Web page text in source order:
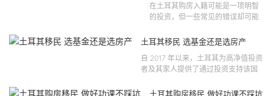
在土耳其购房入籍可能是一项明智
的投资，但一些常见的错误却可能
失。许多投资者轻信营销宣传或不
土耳其移民 选基金还是选房产
自 2017 年以来，土耳其为高净值投资
者及其家人提供了通过投资支持该国
会。 该计划的一大亮点在于其涵盖广
土耳其购房移民 做好功课不踩坑